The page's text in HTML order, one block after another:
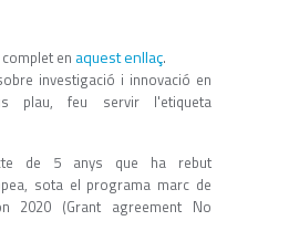
en aquest enllaç.
investigació i innovació en
plau, feu servir l'etiqueta
de 5 anys que ha rebut
sota el programa marc de
2020 (Grant agreement No